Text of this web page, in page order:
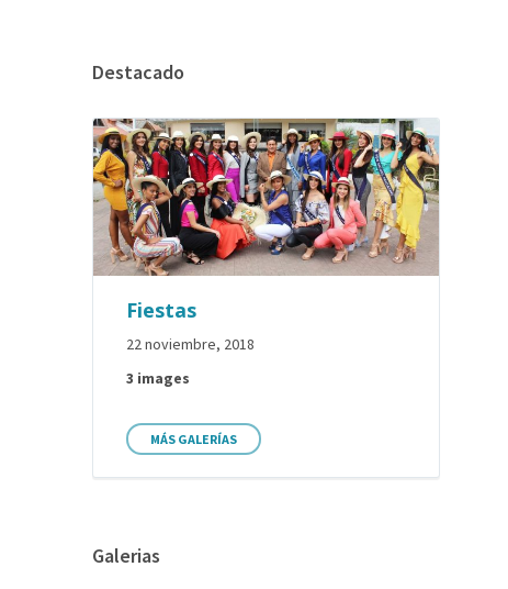
Destacado
Fiestas
22 noviembre, 2018
3 images
MÁS GALERÍAS
Galerias